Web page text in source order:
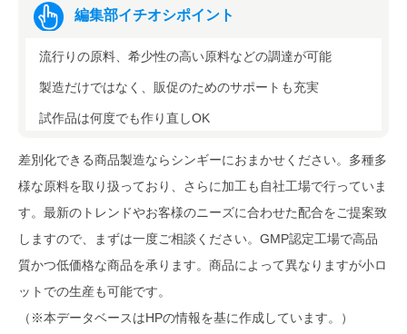
編集部イチオシポイント
流行りの原料、希少性の高い原料などの調達が可能
製造だけではなく、販促のためのサポートも充実
試作品は何度でも作り直しOK
差別化できる商品製造ならシンギーにおまかせください。多種多
様な原料を取り扱っており、さらに加工も自社工場で行っていま
す。最新のトレンドやお客様のニーズに合わせた配合をご提案致
しますので、まずは一度ご相談ください。GMP認定工場で高品
質かつ低価格な商品を承ります。商品によって異なりますが小ロ
ットでの生産も可能です。
（※本データベースはHPの情報を基に作成しています。）